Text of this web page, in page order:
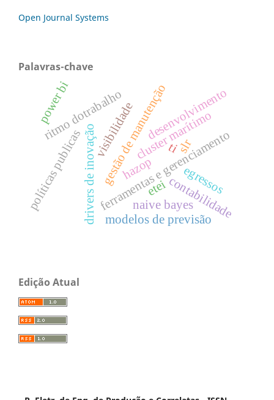
Open Journal Systems
Palavras-chave
visibilidadecluster marítimo
drivers de inovaçãogestão de manutenção
ritmo dotrabalho
ferramentas e gerenciamento
contabilidade
slr
naive bayes
desenvolvimento
políticas publicas hazop
etei
power bi
ti
egressos
modelos de previsão
Edição Atual